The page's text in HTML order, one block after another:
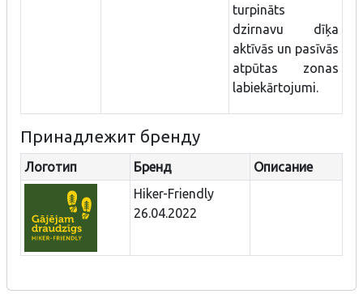
turpināts
dzirnavu dīķa
aktīvās un pasīvās
atpūtas zonas
labiekārtojumi.
Принадлежит бренду
Логотип Бренд
Описание
Hiker-Friendly
26.04.2022